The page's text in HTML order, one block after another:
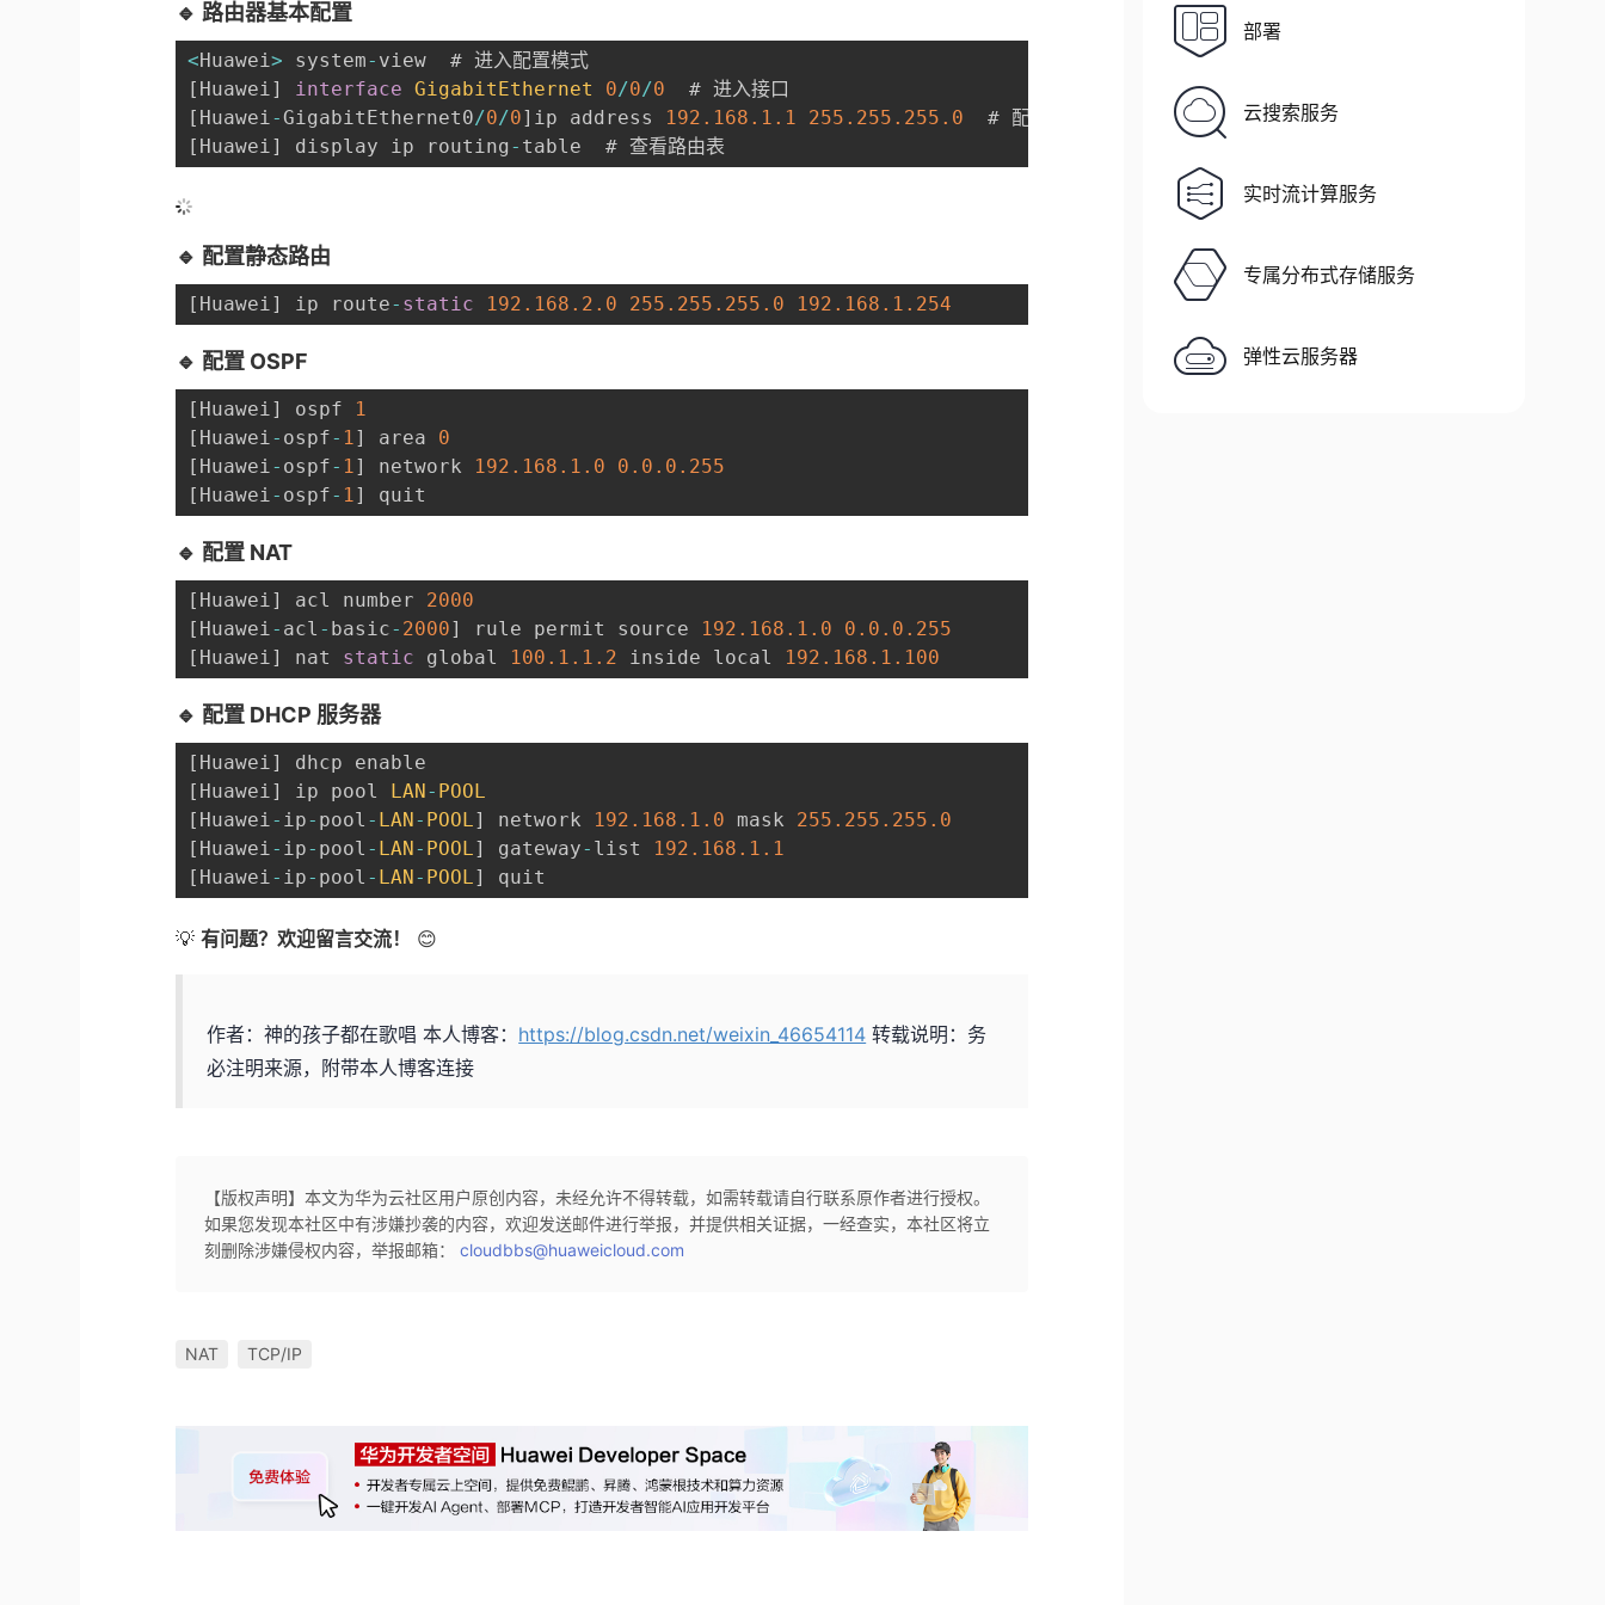
🔹 路由器基本配置
<Huawei> system-
[ Huawei] interface GigabitEthernet 0/0/0
[ Huawei-GigabitEthernet0/0/0] ip address 192.168 .1 .1 255.255 .255 .0
  # 配置ip地址和子网掩码
[ Huawei] display ip routing - table  # 查看路由表
🔹 配置静态路由
[ Huawei] ip route- static 192.168 .2 .0 255.255 .255 .0 192.168 .1 .254
🔹 配置 OSPF
[ Huawei] ospf 1
[ Huawei- ospf- 1] area 0
[ Huawei- ospf- 1] network 192.168 .1 .0 0.0 .0 .255
[ Huawei- ospf- 1] quit
🔹 配置 NAT
[ Huawei] acl number 2000
[ Huawei- acl - basic- 2000] rule permit source 192.168 .1 .0 0.0 .0 .255
[ Huawei] nat static global 100.1 .1 .2 inside local 192.168 .1 .100
🔹 配置 DHCP 服务器
[ Huawei]
[ Huawei] ip pool LAN- POOL
[ Huawei- ip- pool - LAN- POOL] network 192.168 .1 .0 mask 255.255 .255 .0
[ Huawei- ip- pool - LAN- POOL] gateway- list 192.168 .1 .1
[ Huawei- ip- pool - LAN- POOL] quit
💡有问题？欢迎留言交流！ 😊
作者：神的孩子都在歌唱 本人博客： https://blog.csdn.net/weixin_46654114 转载说明：务
必注明来源，附带本人博客连接
【版权声明】本文为华为云社区用户原创内容，未经允许不得转载，如需转载请自行联系原作者进行授权。
如果您发现本社区中有涉嫌抄袭的内容，欢迎发送邮件进行举报，并提供相关证据，一经查实，本社区将立
刻删除涉嫌侵权内容，举报邮箱：cloudbbs@huaweicloud.com
NAT TCP/IP
部署
云搜索服务
实时流计算服务
专属分布式存储服务
弹性云服务器